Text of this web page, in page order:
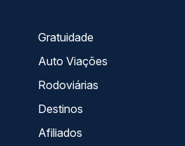
Gratuidade
Auto Viações
Rodoviárias
Destinos
Afiliados